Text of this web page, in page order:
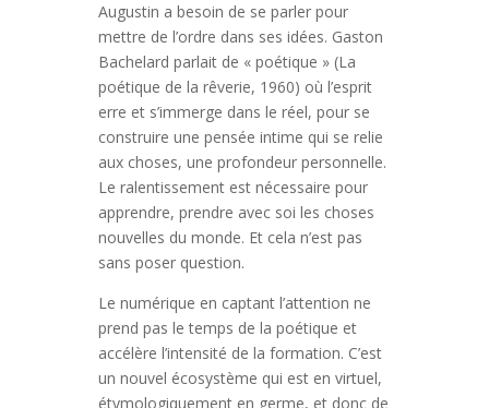
Augustin a besoin de se parler pour
mettre de l’ordre dans ses idées. Gaston
Bachelard parlait de « poétique » (La
poétique de la rêverie, 1960) où l’esprit
erre et s’immerge dans le réel, pour se
construire une pensée intime qui se relie
aux choses, une profondeur personnelle.
Le ralentissement est nécessaire pour
apprendre, prendre avec soi les choses
nouvelles du monde. Et cela n’est pas
sans poser question.
Le numérique en captant l’attention ne
prend pas le temps de la poétique et
accélère l’intensité de la formation. C’est
un nouvel écosystème qui est en virtuel,
étymologiquement en germe, et donc de